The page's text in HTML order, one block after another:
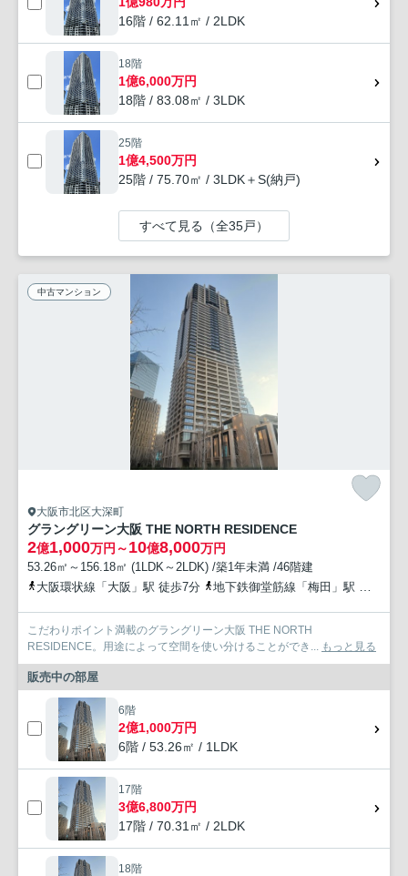
16階 / 62.11㎡ / 2LDK
18階
1億6,000万円
18階 / 83.08㎡ / 3LDK
25階
1億4,500万円
25階 / 75.70㎡ / 3LDK＋S(納戸)
すべて見る（全35戸）
中古マンション
大阪市北区大深町
グラングリーン大阪 THE NORTH RESIDENCE
2億1,000万円～10億8,000万円
53.26㎡～156.18㎡ (1LDK～2LDK) /築1年未満 /46階建
大阪環状線「大阪」駅 徒歩7分
地下鉄御堂筋線「梅田」駅 徒歩9分
こだわりポイント満載のグラングリーン大阪 THE NORTH
RESIDENCE。用途によって空間を使い分けることができ...
もっと見る
販売中の部屋
6階
2億1,000万円
6階 / 53.26㎡ / 1LDK
17階
3億6,800万円
17階 / 70.31㎡ / 2LDK
18階